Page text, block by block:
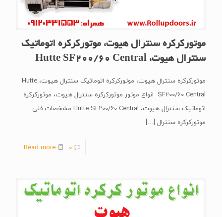
موتورکرکره سنترال هیوت، موتورکرکره اتوماتیک
سنترال هیوت، Hutte SF200/60 Central
موتورکرکره سنترال هیوت، موتورکرکره اتوماتیک سنترال هیوت، Hutte
SF200/60 Central انواع موتور موتورکرکره سنترال هیوت، موتورکرکره
اتوماتیک سنترال هیوت، Hutte SF200/60 Central مشخصات فنی
موتورکرکره سنترال […]
0
Read more